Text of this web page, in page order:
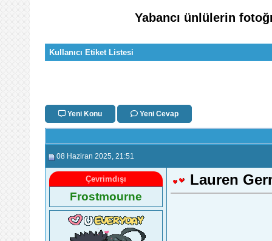
Yabancı ünlülerin
Kullanıcı Etiket Listesi
Yeni Konu Yeni Cevap
08 Haziran 2025 , 21:51
Çevrimdışı
Frostmourne
Lauren